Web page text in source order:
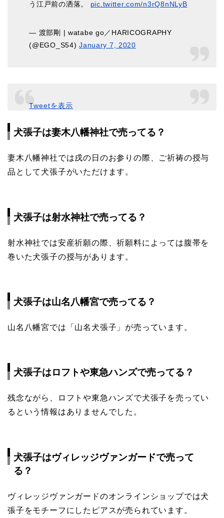
う江戸前の洒落。 pic.twitter.com/n3rQ8nNLyB
— 渡部剛 | watabe go／HARICOGRAPHY
(@EGO_S54)January 7, 2020
Tweetを表示
犬張子は妻木八幡神社で売ってる？
妻木八幡神社では戌の日のお参りの際、ご祈祷の授与
品として犬張子がいただけます。
犬張子は射水神社で売ってる？
射水神社では安産祈願の際、祈願料によっては腹帯を
巻いた犬張子の授与があります。
犬張子は山名八幡宮で売ってる？
山名八幡宮では「山名犬張子」が売っています。
犬張子はロフトや東急ハンズで売ってる？
残念ながら、ロフトや東急ハンズで犬張子を売ってい
るという情報はありませんでした。
犬張子はヴィレッジヴァンガードで売って
る？
ヴィレッジヴァンガードのオンラインショップでは犬
張子をモチーフにしたピアスが売られています。